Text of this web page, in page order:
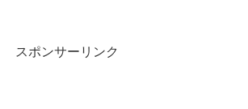
スポンサーリンク